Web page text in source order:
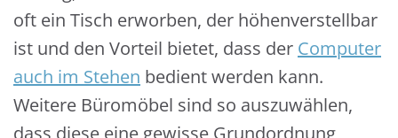
oft ein Tisch erworben, der höhenverstellbar
ist und den Vorteil bietet, dass der Computer
auch im Stehen bedient werden kann.
Weitere Büromöbel sind so auszuwählen,
dass diese eine gewisse Grundordnung